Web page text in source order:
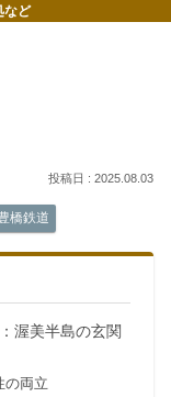
など
2025.08.03
橋鉄道
渥美半島の玄関
の両立